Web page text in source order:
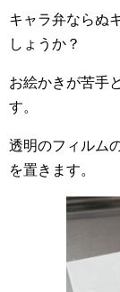
キャラ弁ならぬ
しょうか？
お絵かきが苦手
す。
透明のフィルム
を置きます。